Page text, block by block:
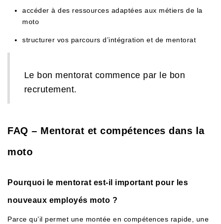
accéder à des ressources adaptées aux métiers de la
moto
structurer vos parcours d’intégration et de mentorat
Le bon mentorat commence par le bon
recrutement.
FAQ – Mentorat et compétences dans la
moto
Pourquoi le mentorat est-il important pour les
nouveaux employés moto ?
Parce qu’il permet une montée en compétences rapide, une